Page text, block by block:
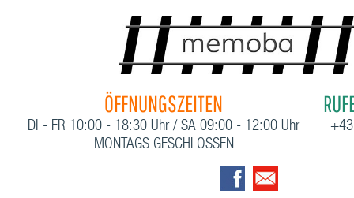
ÖFFNUNGSZEITEN
DI - FR 10:00 - 18:30 Uhr / SA 09:00 - 12:00 Uhr
MONTAGS GESCHLOSSEN